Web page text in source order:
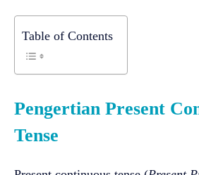
Table of Contents
Pengertian Present
Tense